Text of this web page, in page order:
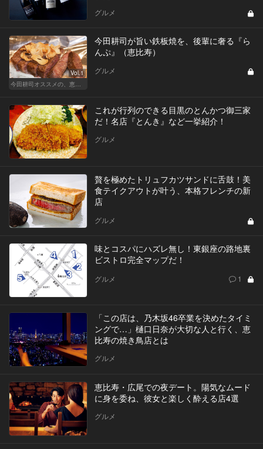
グルメ
Vol.1
今田耕司オススメの、恵比寿の気取らぬ名店
今田耕司が旨い鉄板焼を、後輩に奢る『ら
んぷ』（恵比寿）
グルメ
これが行列のできる目黒のとんかつ御三家
だ！名店『とんき』など一挙紹介！
グルメ
贅を極めたトリュフカツサンドに舌鼓！美
食テイクアウトが叶う、本格フレンチの新
店
グルメ
味とコスパにハズレ無し！東銀座の路地裏
ビストロ完全マップだ！
グルメ 1
「この店は、乃木坂46卒業を決めたタイミ
ングで…」樋口日奈が大切な人と行く、恵
比寿の焼き鳥店とは
グルメ
恵比寿・広尾での夜デート。陽気なムード
に身を委ね、彼女と楽しく酔える店4選
グルメ